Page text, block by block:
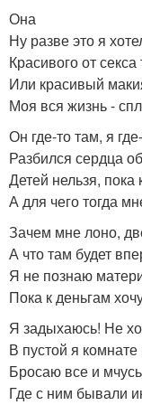
Она
Ну разве это я
Красивого от секса
Или красивый
Моя вся жизнь -
Он где-то там, я
Разбился сердца
Детей нельзя, пока
А для чего тогда
Зачем мне лоно,
А что там будет
Я не познаю
Пока к деньгам
Я задыхаюсь! Не
В пустой я комнате
Бросаю все и
Где с ним бывали